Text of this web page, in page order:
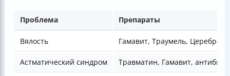
Проблема Препараты
Вялость Гамавит, Траумель,
Астматический синдром Травматин, Гамавит,